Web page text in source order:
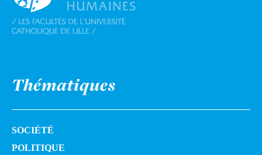
Thématiques
SOCIÉTÉ
POLITIQUE